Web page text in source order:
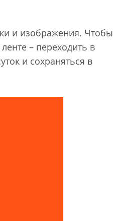
и изображения. Чтобы
– переходить в
и сохраняться в